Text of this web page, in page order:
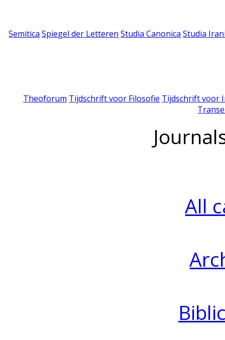
Semitica Spiegel der Letteren Studia Canonica Studia
Theoforum Tijdschrift voor Filosofie Tijdschrift voor
All